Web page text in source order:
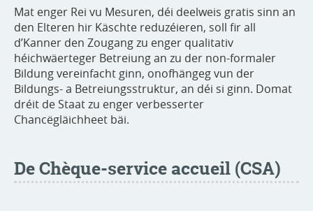
Mat enger Rei vu Mesuren, déi deelweis gratis sinn an
den Elteren hir Käschte reduzéieren, soll fir all
d’Kanner den Zougang zu enger qualitativ
héichwäerteger Betreiung an zu der non-formaler
Bildung vereinfacht ginn, onofhängeg vun der
Bildungs- a Betreiungsstruktur, an déi si ginn. Domat
dréit de Staat zu enger verbesserter
Chancëgläichheet bäi.
De Chèque-service accueil (CSA)